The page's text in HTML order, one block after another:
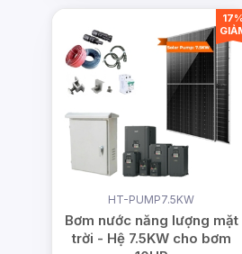
HT-PUMP7.5KW
Bơm nước năng lượng mặt
trời - Hệ 7.5KW cho bơm
17%